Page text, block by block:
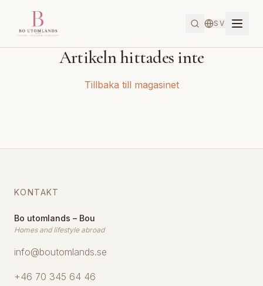
SV
Artikeln hittades inte
Tillbaka till magasinet
KONTAKT
Bo utomlands – Bou
Homes and lifestyle abroad
info@boutomlands.se
+46 70 345 64 46